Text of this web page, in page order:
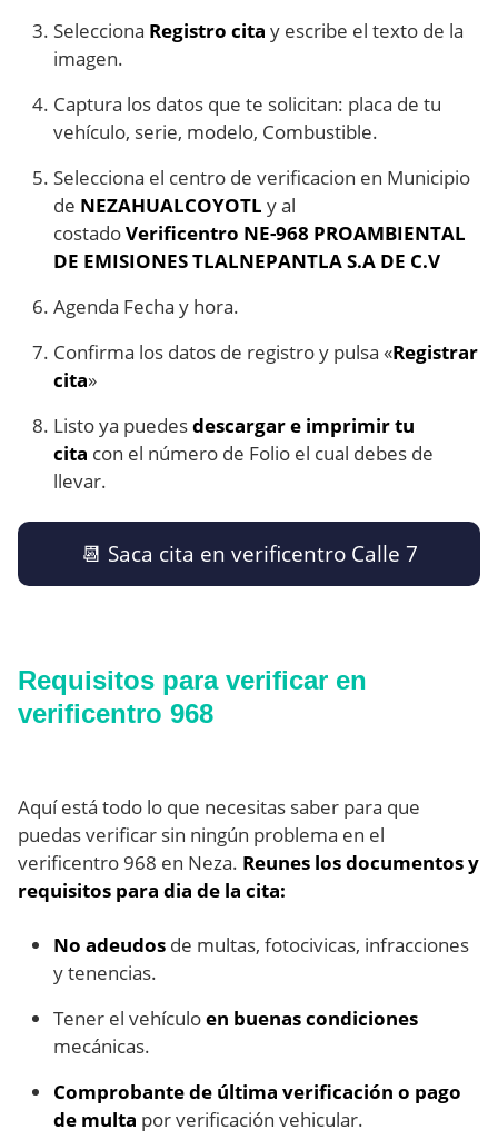
Selecciona Registro cita y escribe el texto de la
imagen.
Captura los datos que te solicitan: placa de tu
vehículo, serie, modelo, Combustible.
Selecciona el centro de verificacion en Municipio
de NEZAHUALCOYOTL y al
costadoVerificentro NE-968 PROAMBIENTAL
DE EMISIONES TLALNEPANTLA S.A DE C.V
Agenda Fecha y hora.
Confirma los datos de registro y pulsa «Registrar
cita»
Listo ya puedesdescargar e imprimir tu
cita con el número de Folio el cual debes de
llevar.
​📆​ Saca cita en verificentro Calle 7
Requisitos para verificar en
verificentro 968
Aquí está todo lo que necesitas saber para que
puedas verificar sin ningún problema en el
verificentro 968 en Neza. Reunes los documentos y
requisitos para dia de la cita:
No adeudos de multas, fotocivicas, infracciones
y tenencias.
Tener el vehículoen buenas condiciones
mecánicas.
Comprobante de última verificación o pago
de multa por verificación vehicular.